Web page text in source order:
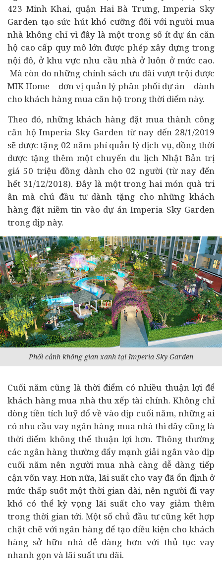
423 Minh Khai, quận Hai Bà Trưng, Imperia Sky
Garden tạo sức hút khó cưỡng đối với người mua
nhà không chỉ vì đây là một trong số ít dự án căn
hộ cao cấp quy mô lớn được phép xây dựng trong
nội đô, ở khu vực nhu cầu nhà ở luôn ở mức cao.
Mà còn do những chính sách ưu đãi vượt trội được
MIK Home – đơn vị quản lý phân phối dự án – dành
cho khách hàng mua căn hộ trong thời điểm này.
Theo đó, những khách hàng đặt mua thành công
căn hộ Imperia Sky Garden từ nay đến 28/1/2019
sẽ được tặng 02 năm phí quản lý dịch vụ, đồng thời
được tặng thêm một chuyến du lịch Nhật Bản trị
giá 50 triệu đồng dành cho 02 người (từ nay đến
hết 31/12/2018). Đây là một trong hai món quà tri
ân mà chủ đầu tư dành tặng cho những khách
hàng đặt niềm tin vào dự án Imperia Sky Garden
trong dịp này.
Phối cảnh không gian xanh tại Imperia Sky Garden
Cuối năm cũng là thời điểm có nhiều thuận lợi để
khách hàng mua nhà thu xếptài chính. Không chỉ
dòng tiền tích luỹ đổ về vào dịp cuối năm, những ai
có nhu cầu vay ngân hàng mua nhà thì đây cũng là
thời điểm không thể thuận lợi hơn. Thông thường
các ngân hàng thường đẩy mạnh giải ngân vào dịp
cuối năm nên người mua nhà càng dễ dàng tiếp
cận vốn vay. Hơn nữa, lãi suất cho vay đã ổn định ở
mức thấp suốt một thời gian dài, nên người đi vay
khó có thể kỳ vọng lãi suất cho vay giảm thêm
trong thời gian tới. Một số chủ đầu tư cũng kết hợp
chặt chẽ với ngân hàng để tạo điều kiện cho khách
hàng sở hữu nhà dễ dàng hơn với thủ tục vay
nhanh gọn và lãi suất ưu đãi.